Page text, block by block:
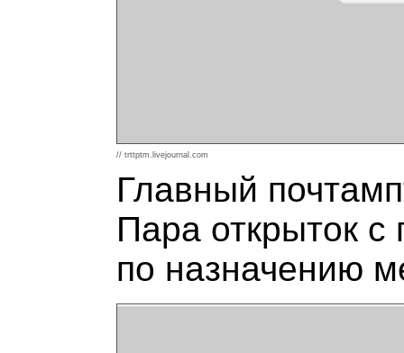
// trttptm.livejournal.com
Главный
Пара открыток
по назначению